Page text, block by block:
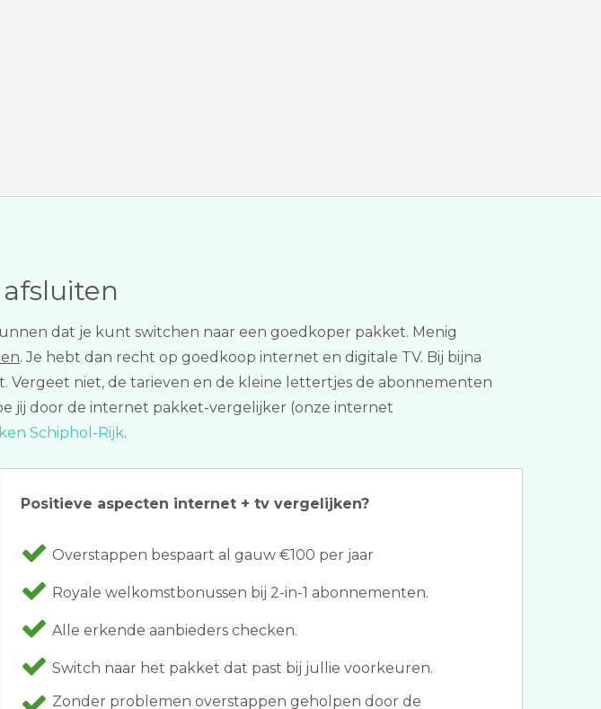
dat je kunt switchen naar een goedkoper pakket. Menig
. Je hebt dan recht op goedkoop internet en digitale TV. Bij bijna
Vergeet niet, de tarieven en de kleine lettertjes de abonnementen
jij door de internet pakket-vergelijker (onze internet
Schiphol-Rijk.
Positieve aspecten internet + tv vergelijken?
Overstappen bespaart al gauw €100 per jaar
Royale welkomstbonussen bij 2-in-1 abonnementen.
Alle erkende aanbieders checken.
Switch naar het pakket dat past bij jullie voorkeuren.
Zonder problemen overstappen geholpen door de